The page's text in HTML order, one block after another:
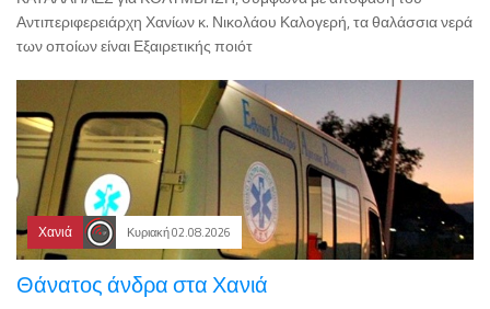
Αντιπεριφερειάρχη Χανίων κ. Νικολάου Καλογερή, τα θαλάσσια νερά
των οποίων είναι Εξαιρετικής ποιότ
Χανιά Κυριακή 02.08.2026
Θάνατος άνδρα στα Χανιά